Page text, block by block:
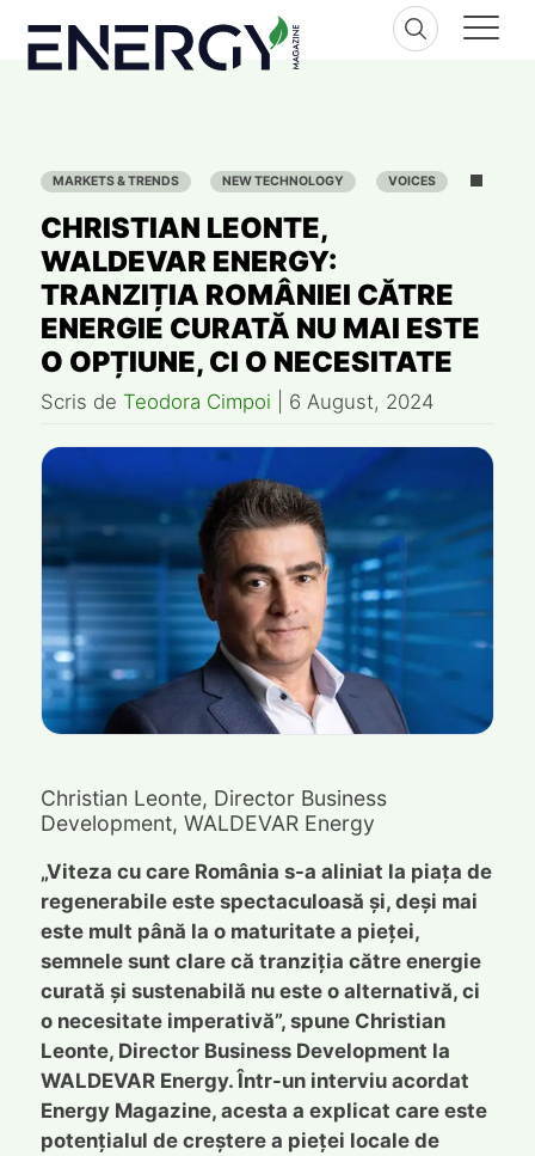
content
MARKETS & TRENDS NEW TECHNOLOGY VOICES
CHRISTIAN LEONTE,
WALDEVAR ENERGY:
TRANZIȚIA ROMÂNIEI CĂTRE
ENERGIE CURATĂ NU MAI ESTE
O OPȚIUNE, CI O NECESITATE
Scris de Teodora Cimpoi 6 August, 2024
Christian Leonte, Director Business
Development, WALDEVAR Energy
„Viteza cu care România s-a aliniat la piața de
regenerabile este spectaculoasă și, deși mai
este mult până la o maturitate a pieței,
semnele sunt clare că tranziția către energie
curată și sustenabilă nu este o alternativă, ci
o necesitate imperativă”, spune Christian
Leonte, Director Business Development la
WALDEVAR Energy. Într-un interviu acordat
Energy Magazine, acesta a explicat care este
potențialul de creștere a pieței locale de